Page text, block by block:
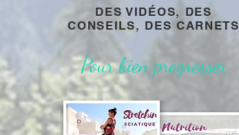
DES VIDÉOS, DES
CONSEILS, DES CARNETS
Pour bien progresser